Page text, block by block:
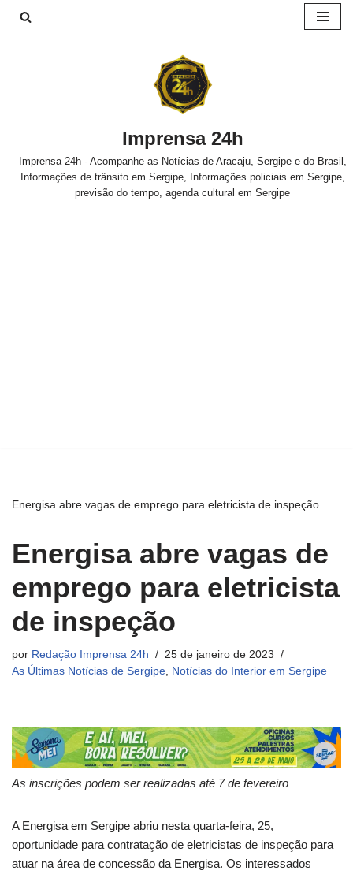
Imprensa 24h
Imprensa 24h - Acompanhe as Notícias de Aracaju, Sergipe e do Brasil,
Informações de trânsito em Sergipe, Informações policiais em Sergipe,
previsão do tempo, agenda cultural em Sergipe
Energisa abre vagas de emprego para eletricista de inspeção
Energisa abre vagas de
emprego para eletricista
de inspeção
por Redação Imprensa 24h
25 de janeiro de 2023
As Últimas Notícias de Sergipe, Notícias do Interior em Sergipe
As inscrições podem ser realizadas até 7 de fevereiro
A Energisa em Sergipe abriu nesta quarta-feira, 25,
oportunidade para contratação de eletricistas de inspeção para
atuar na área de concessão da Energisa. Os interessados